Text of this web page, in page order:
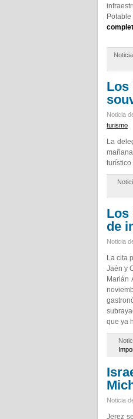
Los
Noticia
turismo
La
Los
de
Noticia
La cita
Jaén y
Marián
que ya
Noticia
Jerez